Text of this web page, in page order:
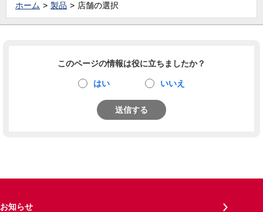
ホーム 製品 店舗の選択
このページの情報は役に立ちましたか？
はい いいえ
送信する
お知らせ